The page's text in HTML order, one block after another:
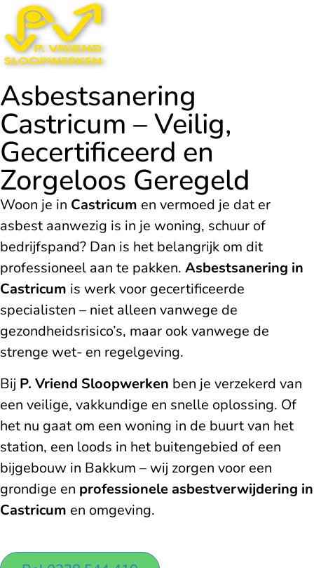
Asbestsanering
Castricum – Veilig,
Gecertificeerd en
Zorgeloos Geregeld
Woon je in Castricum en vermoed je dat er
asbest aanwezig is in je woning, schuur of
bedrijfspand? Dan is het belangrijk om dit
professioneel aan te pakken. Asbestsanering in
Castricum is werk voor gecertificeerde
specialisten – niet alleen vanwege de
gezondheidsrisico’s, maar ook vanwege de
strenge wet- en regelgeving.
Bij P. Vriend Sloopwerken ben je verzekerd van
een veilige, vakkundige en snelle oplossing. Of
het nu gaat om een woning in de buurt van het
station, een loods in het buitengebied of een
bijgebouw in Bakkum – wij zorgen voor een
grondige en professionele asbestverwijdering in
Castricum en omgeving.